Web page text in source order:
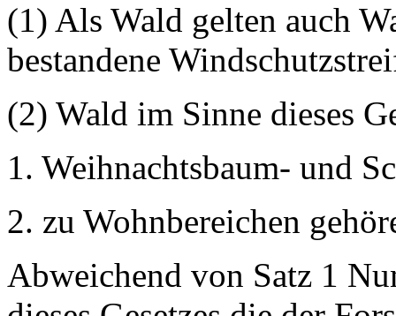
(1) Als Wald gelten auch
bestandene
(2) Wald im Sinne dieses
1. Weihnachtsbaum- und
2. zu Wohnbereichen
Abweichend von Satz 1